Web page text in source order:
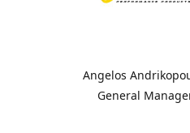
Angelos
General